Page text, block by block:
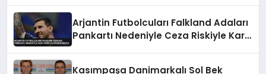
Arjantin Futbolcuları Falkland Adaları
Pankartı Nedeniyle Ceza Riskiyle Karşı
Kasımpaşa Danimarkalı Sol Bek